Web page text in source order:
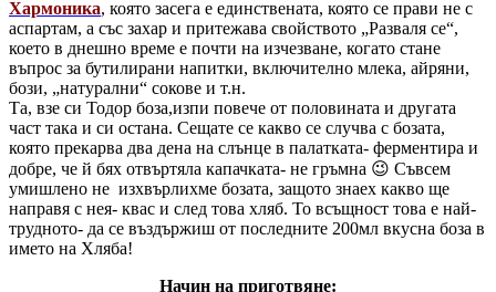
Хармоника, която засега е единствената, която се прави не с
аспартам, а със захар и притежава свойството „Разваля се“,
което в днешно време е почти на изчезване, когато стане
въпрос за бутилирани напитки, включително млека, айряни,
бози, „натурални“ сокове и т.н.
Та, взе си Тодор боза,изпи повече от половината и другата
част така и си остана. Сещате се какво се случва с бозата,
която прекарва два дена на слънце в палатката- ферментира и
добре, че й бях отвъртяла капачката- не гръмна 😉 Съвсем
умишлено не изхвърлихме бозата, защото знаех какво ще
направя с нея- квас и след това хляб. То всъщност това е най-
трудното- да се въздържиш от последните 200мл вкусна боза в
името на Хляба!
Начин на приготвяне: